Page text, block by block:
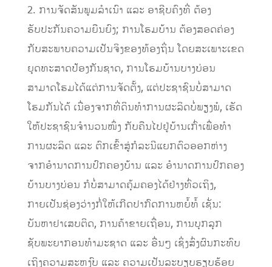
2. ການຈັດສັນພູມລໍາເນົາ ແລະ ອາຊີບຄົງທີ່ ຕ້ອງ
ຮັບປະກັນຄວາມຍືນຍົງ; ການໂຮມບ້ານ ຕ້ອງສອດຄ່ອງ
ກັບສະພາບຄວາມເປັນຈິງຂອງທ້ອງຖິ່ນ ໂດຍສະເພາະເຂດ
ຍຸດທະສາດປ້ອງກັນຊາດ, ການໂຮມບ້ານບາງບ່ອນ
ສາມາດໂຮມໄດ້ແຕ່ການຈັດຕັ້ງ, ແຕ່ປະຊາຊົນບໍ່ສາມາດ
ໂຮມກັນໄດ້ ເນື່ອງຈາກທີ່ດິນທຳການຜະລິດບໍ່ພຽງພໍ, ເຮັດ
ໃຫ້ປະຊາຊົນຈໍານວນໜຶ່ງ ກັບຄືນໄປຢູ່ບ້ານເກົ່າເພື່ອທໍາ
ການຜະລິດ ແລະ ຕົກເຂົ້າສູ່ກໍລະນີແຍກຕົວອອກຫ່າງ
ຈາກອໍານາດການປົກຄອງບ້ານ ແລະ ອໍານາດການປົກຄອງ
ບ້ານບາງບ່ອນ ກໍບໍ່ສາມາດຄຸ້ມຄອງໄດ້ຢ່າງທົ່ວເຖິງ,
ກາຍເປັນຊ່ອງວ່າງກໍ່ໃຫ້ເກີດປາກົດການຫຍໍ້ທໍ້ ເຊັ່ນ:
ບັນຫາຢາເສບຕິດ, ການຄ້າຂາຍເຖື່ອນ, ການບຸກລຸກ
ຊັບພະຍາກອນທຳມະຊາດ ແລະ ອື່ນໆ ເຊິ່ງສົ່ງຜົນກະທົບ
ເຖິງຄວາມສະຫງົບ ແລະ ຄວາມເປັນລະບຽບຮຽບຮ້ອຍ